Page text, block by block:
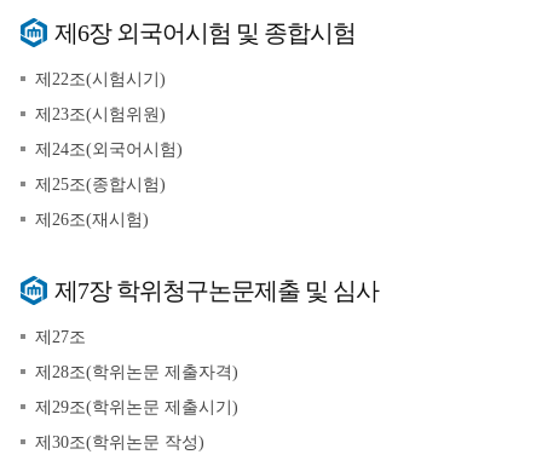
제6장 외국어시험 및 종합시험
제22조(시험시기)
제23조(시험위원)
제24조(외국어시험)
제25조(종합시험)
제26조(재시험)
제7장 학위청구논문제출 및 심사
제27조
제28조(학위논문 제출자격)
제29조(학위논문 제출시기)
제30조(학위논문 작성)